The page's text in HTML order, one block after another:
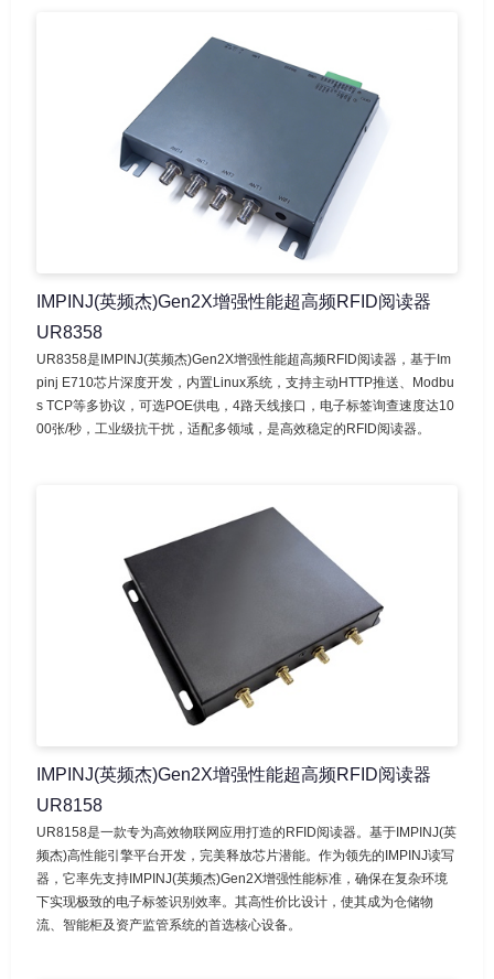
IMPINJ(英频杰)Gen2X增强性能超高频RFID阅读器
UR8358
UR8358是IMPINJ(英频杰)Gen2X增强性能超高频RFID阅读器，基于Im
pinj E710芯片深度开发，内置Linux系统，支持主动HTTP推送、Modbu
s TCP等多协议，可选POE供电，4路天线接口，电子标签询查速度达10
00张/秒，工业级抗干扰，适配多领域，是高效稳定的RFID阅读器。
IMPINJ(英频杰)Gen2X增强性能超高频RFID阅读器
UR8158
UR8158是一款专为高效物联网应用打造的RFID阅读器。基于IMPINJ(英
频杰)高性能引擎平台开发，完美释放芯片潜能。作为领先的IMPINJ读写
器，它率先支持IMPINJ(英频杰)Gen2X增强性能标准，确保在复杂环境
下实现极致的电子标签识别效率。其高性价比设计，使其成为仓储物
流、智能柜及资产监管系统的首选核心设备。